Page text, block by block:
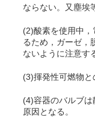
ならない。又塵埃
(2)酸素を使用中
るため，ガーゼ，
ないように注意す
(3)揮発性可燃物と
(4)容器のバルブ
原因となる。